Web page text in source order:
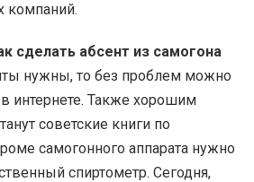
компаний.
сделать абсент из самогона
нужны, то без проблем можно
интернете. Также хорошим
советские книги по
самогонного аппарата нужно
спиртометр. Сегодня,